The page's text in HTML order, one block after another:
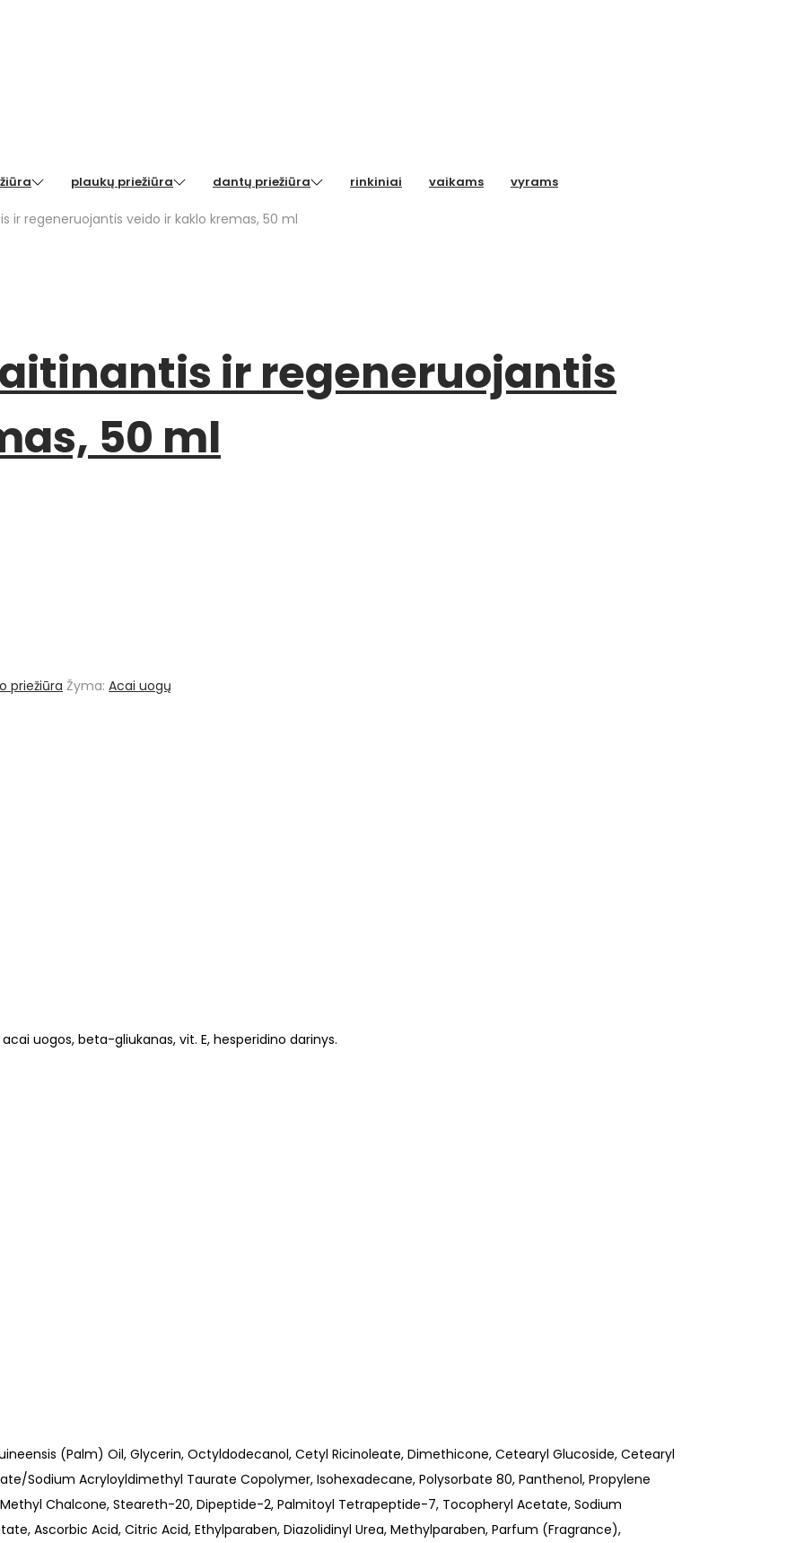
plaukų priežiūra dantų priežiūra rinkiniai vaikams vyrams
ir regeneruojantis veido ir kaklo kremas, 50 ml
ir regeneruojantis
50 ml
priežiūra Žyma: Acai uogų
uogos, beta-gliukanas, vit. E, hesperidino darinys.
(Palm) Oil, Glycerin, Octyldodecanol, Cetyl Ricinoleate, Dimethicone, Cetearyl Glucoside, Cetearyl
Sodium Acryloyldimethyl Taurate Copolymer, Isohexadecane, Polysorbate 80, Panthenol, Propylene
Chalcone, Steareth-20, Dipeptide-2, Palmitoyl Tetrapeptide-7, Tocopheryl Acetate, Sodium
Ascorbic Acid, Citric Acid, Ethylparaben, Diazolidinyl Urea, Methylparaben, Parfum (Fragrance),